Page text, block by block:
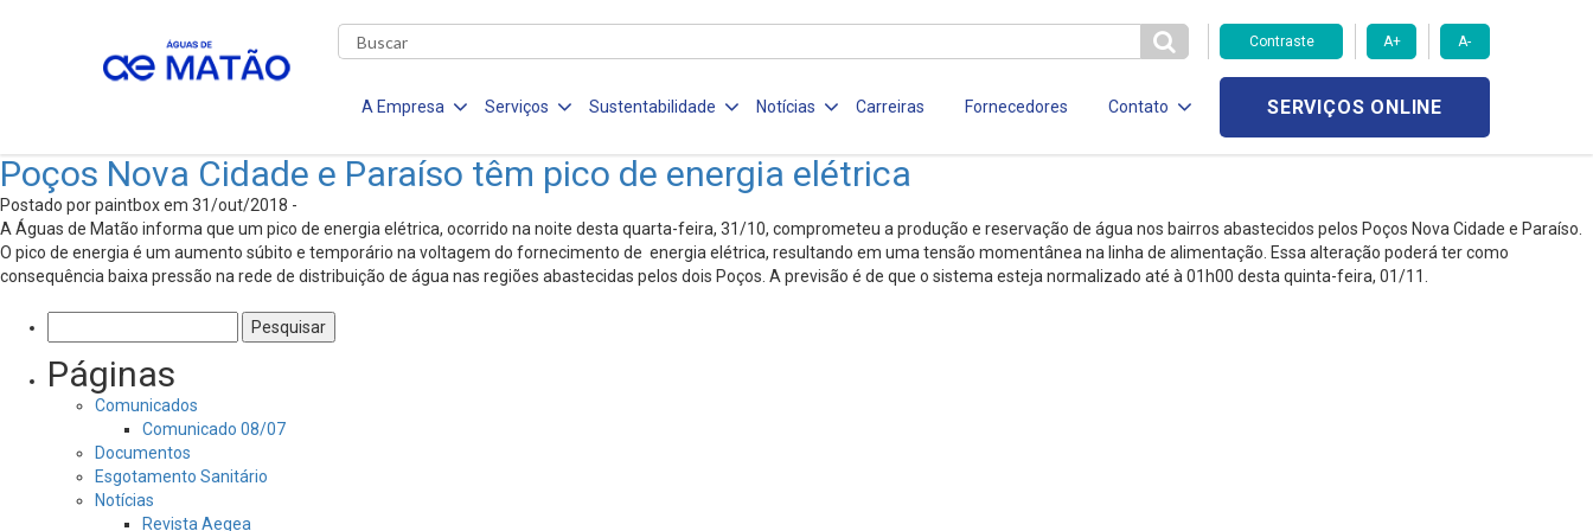
Contraste A+ A-
A Empresa Serviços Sustentabilidade Notícias Carreiras Fornecedores Contato SERVIÇOS ONLINE
Poços Nova Cidade e Paraíso têm pico de energia elétrica
Postado por paintbox em 31/out/2018 -
A Águas de Matão informa que um pico de energia elétrica, ocorrido na noite desta quarta-feira, 31/10, comprometeu a produção e reservação de água nos bairros abastecidos pelos Poços Nova Cidade e Paraíso.
O pico de energia é um aumento súbito e temporário na voltagem do fornecimento de energia elétrica, resultando em uma tensão momentânea na linha de alimentação. Essa alteração poderá ter como
consequência baixa pressão na rede de distribuição de água nas regiões abastecidas pelos dois Poços. A previsão é de que o sistema esteja normalizado até à 01h00 desta quinta-feira, 01/11.
por:
Páginas
Comunicados
Comunicado 08/07
Documentos
Esgotamento Sanitário
Notícias
Revista Aegea